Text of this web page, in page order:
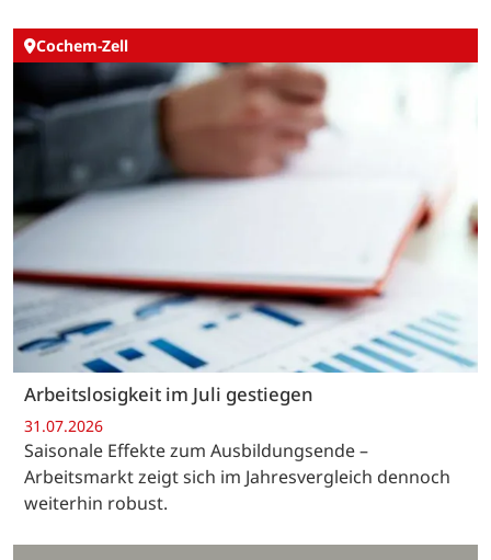
Cochem-Zell
Arbeitslosigkeit im Juli gestiegen
31.07.2026
Saisonale Effekte zum Ausbildungsende –
Arbeitsmarkt zeigt sich im Jahresvergleich dennoch
weiterhin robust.